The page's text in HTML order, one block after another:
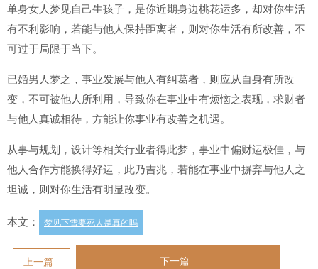
单身女人梦见自己生孩子，是你近期身边桃花运多，却对你生活
有不利影响，若能与他人保持距离者，则对你生活有所改善，不
可过于局限于当下。
已婚男人梦之，事业发展与他人有纠葛者，则应从自身有所改
变，不可被他人所利用，导致你在事业中有烦恼之表现，求财者
与他人真诚相待，方能让你事业有改善之机遇。
从事与规划，设计等相关行业者得此梦，事业中偏财运极佳，与
他人合作方能换得好运，此乃吉兆，若能在事业中摒弃与他人之
坦诚，则对你生活有明显改变。
本文： 梦见下雪要死人是真的吗
上一篇 下一篇